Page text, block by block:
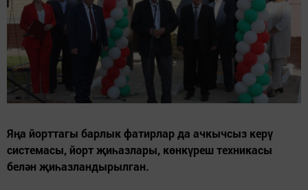
Яңа йорттагы барлык фатирлар да ачкычсыз керү
системасы, йорт җиһазлары, көнкүреш техникасы
белән җиһазландырылган.